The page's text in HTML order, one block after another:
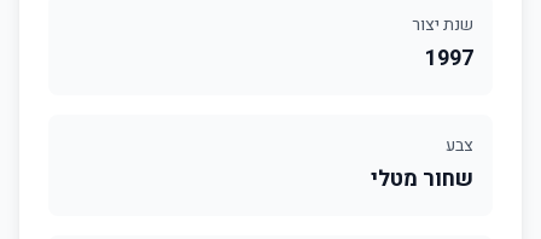
שנת יצור
1997
צבע
שחור מטלי